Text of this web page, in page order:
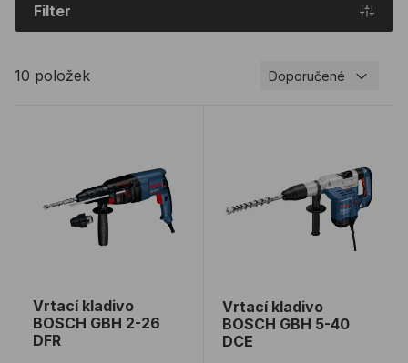
Filter
10 položek Doporučené
Vrtací kladivo
BOSCH GBH 2-26
DFR
Vrtací kladivo
BOSCH GBH 5-40
DCE